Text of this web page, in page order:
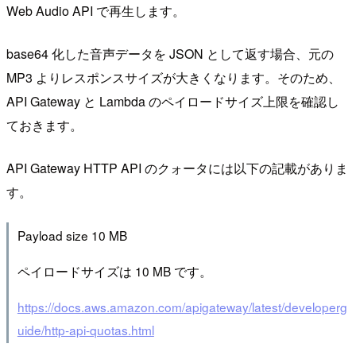
Web Audio API で再生します。
base64 化した音声データを JSON として返す場合、元の
MP3 よりレスポンスサイズが大きくなります。そのため、
API Gateway と Lambda のペイロードサイズ上限を確認し
ておきます。
API Gateway HTTP API のクォータには以下の記載がありま
す。
Payload size 10 MB
ペイロードサイズは 10 MB です。
https://docs.aws.amazon.com/apigateway/latest/developerg
uide/http-api-quotas.html